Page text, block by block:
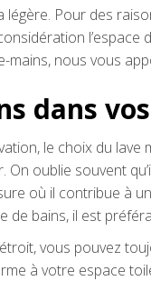
légère. Pour des
l’espace
mains, nous vous
dans
le choix du lave
On oublie souvent
où il contribue à
de bains, il est
vous pouvez
à votre espace